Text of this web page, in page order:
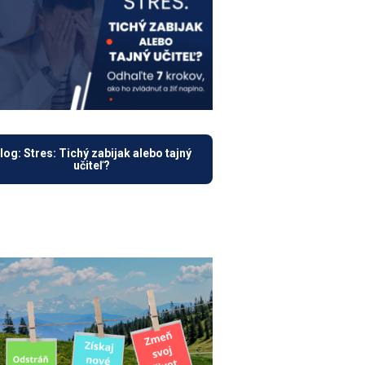
Stres: Tichý zabijak alebo tajný
učiteľ?